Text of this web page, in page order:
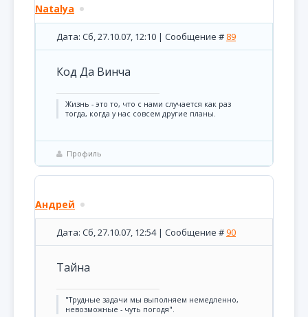
Natalya
Дата: Сб, 27.10.07, 12:10 | Сообщение # 89
Код Да Винча
Жизнь - это то, что с нами случается как раз
тогда, когда у нас совсем другие планы.
Профиль
Андрей
Дата: Сб, 27.10.07, 12:54 | Сообщение #90
Тайна
"Трудные задачи мы выполняем немедленно,
невозможные - чуть погодя".